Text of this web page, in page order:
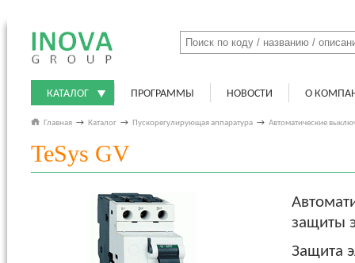
КАТАЛОГ ПРОГРАММЫ НОВОСТИ О
Главная → Каталог → Пускорегулирующая аппаратура → Автоматические
TeSys GV
защиты
Защита